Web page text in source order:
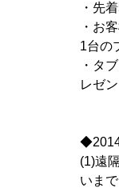
・先
・お
1台の
・タ
レゼ
(1)遠
いま